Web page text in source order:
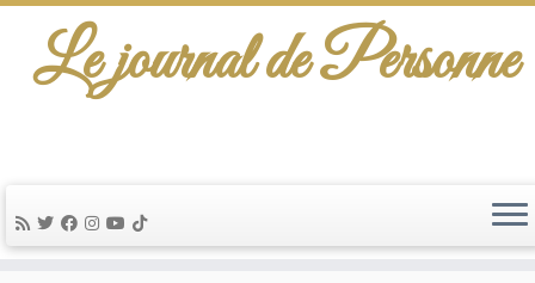
Le journal de Personne